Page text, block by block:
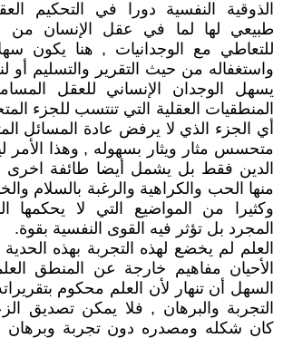
الذوقية النفسية دورا في التحكيم
طبيعي لها لما في عقل الإنسان من
للتعاطي مع الوجدانيات , هنا يكون
واستغفاله من حيث التقرير والتسليم أو
يسهل الوجدان الإنساني للعقل
المنطقيات العقلية التي تنتسب للجزء
أي الجزء الذي لا يرفض عادة المسائل
متحسس مثار ويثار بسهوله , وهذا
الدين فقط بل يشمل أيضا طائفة اخرى
منها الحب والكراهية والرغبة بالسلام
وكثيرا من المواضيع التي لا يحكمها
المجرد بل تؤثر فيه القوى النفسية بقوة.
العلم لم يخضع لهذه التجربة بهذه
الأحيان مفاهيم خارجة عن المنطق
السهل أن تنهار لأن العلم محكوم
التجربة والبرهان , فلا يمكن تصديق
كان شكله ومصدره دون تجربة